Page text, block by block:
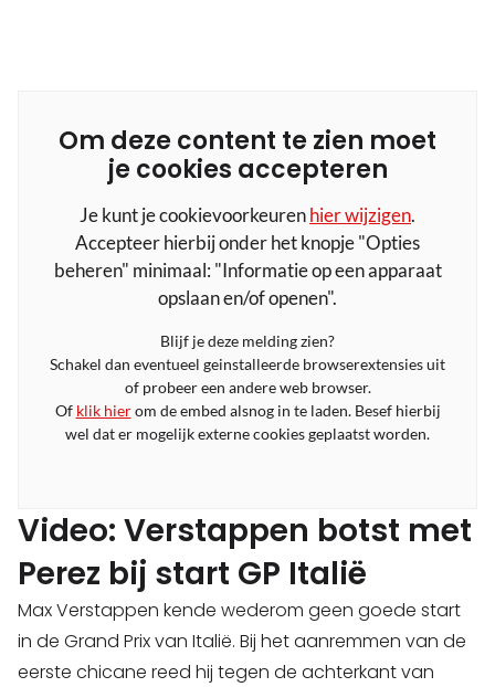
Om deze content te zien moet
je cookies accepteren
Je kunt je cookievoorkeurenhier wijzigen.
Accepteer hierbij onder het knopje "Opties
beheren" minimaal: "Informatie op een apparaat
opslaan en/of openen".
Blijf je deze melding zien?
Schakel dan eventueel geinstalleerde browserextensies uit
of probeer een andere web browser.
Of klik hierom de embed alsnog in te laden. Besef hierbij
wel dat er mogelijk externe cookies geplaatst worden.
Video: Verstappen botst met
Perez bij start GP Italië
Max Verstappen kende wederom geen goede start
in de Grand Prix van Italië. Bij het aanremmen van de
eerste chicane reed hij tegen de achterkant van